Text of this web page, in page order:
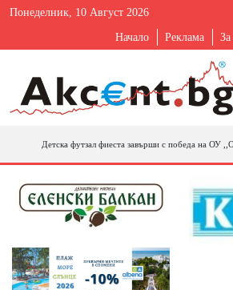
Понеделник, 10 Август 2026
Начало Реклама За
Детска футзал фиеста завърши с победа на ОУ